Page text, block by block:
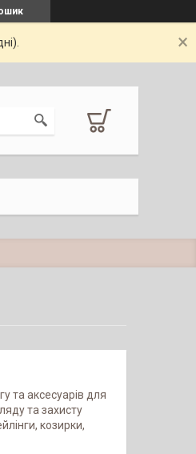
та аксесуарів для
та захисту
козирки,